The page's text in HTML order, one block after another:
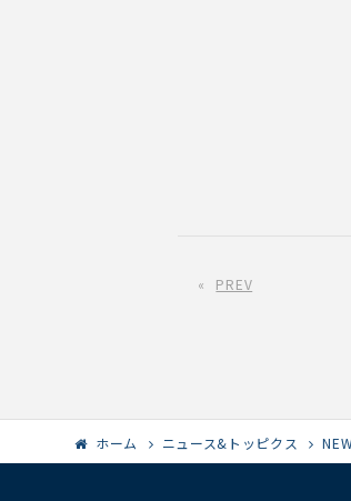
« PREV
ホーム ニュース&トッピクス